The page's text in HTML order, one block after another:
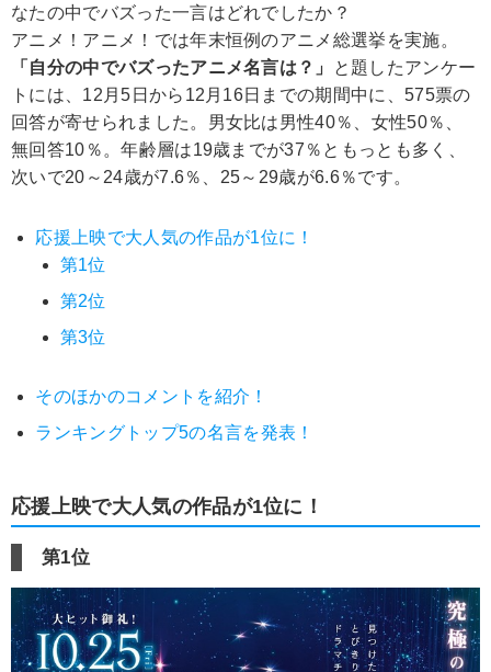
なたの中でバズった一言はどれでしたか？
アニメ！アニメ！では年末恒例のアニメ総選挙を実施。
「自分の中でバズったアニメ名言は？」
と題したアンケー
トには、12月5日から12月16日までの期間中に、575票の
回答が寄せられました。男女比は男性40％、女性50％、
無回答10％。年齢層は19歳までが37％ともっとも多く、
次いで20～24歳が7.6％、25～29歳が6.6％です。
応援上映で大人気の作品が1位に！
第1位
第2位
第3位
そのほかのコメントを紹介！
ランキングトップ5の名言を発表！
応援上映で大人気の作品が1位に！
第1位